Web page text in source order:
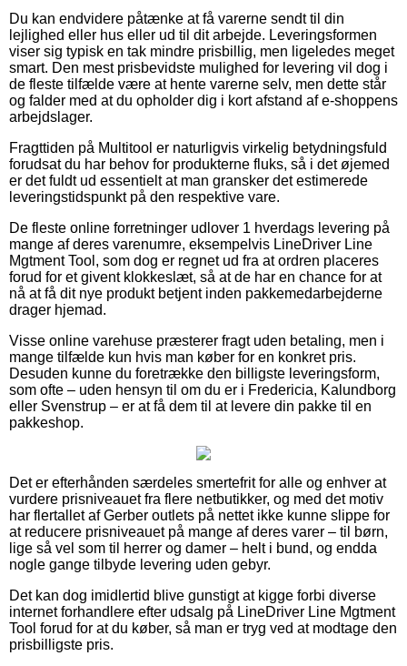
Du kan endvidere påtænke at få varerne sendt til din
lejlighed eller hus eller ud til dit arbejde. Leveringsformen
viser sig typisk en tak mindre prisbillig, men ligeledes meget
smart. Den mest prisbevidste mulighed for levering vil dog i
de fleste tilfælde være at hente varerne selv, men dette står
og falder med at du opholder dig i kort afstand af e-shoppens
arbejdslager.
Fragttiden på Multitool er naturligvis virkelig betydningsfuld
forudsat du har behov for produkterne fluks, så i det øjemed
er det fuldt ud essentielt at man gransker det estimerede
leveringstidspunkt på den respektive vare.
De fleste online forretninger udlover 1 hverdags levering på
mange af deres varenumre, eksempelvis LineDriver Line
Mgtment Tool, som dog er regnet ud fra at ordren placeres
forud for et givent klokkeslæt, så at de har en chance for at
nå at få dit nye produkt betjent inden pakkemedarbejderne
drager hjemad.
Visse online varehuse præsterer fragt uden betaling, men i
mange tilfælde kun hvis man køber for en konkret pris.
Desuden kunne du foretrække den billigste leveringsform,
som ofte – uden hensyn til om du er i Fredericia, Kalundborg
eller Svenstrup – er at få dem til at levere din pakke til en
pakkeshop.
Det er efterhånden særdeles smertefrit for alle og enhver at
vurdere prisniveauet fra flere netbutikker, og med det motiv
har flertallet af Gerber outlets på nettet ikke kunne slippe for
at reducere prisniveauet på mange af deres varer – til børn,
lige så vel som til herrer og damer – helt i bund, og endda
nogle gange tilbyde levering uden gebyr.
Det kan dog imidlertid blive gunstigt at kigge forbi diverse
internet forhandlere efter udsalg på LineDriver Line Mgtment
Tool forud for at du køber, så man er tryg ved at modtage den
prisbilligste pris.